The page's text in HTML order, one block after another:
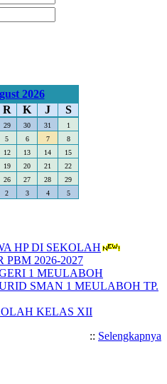
2026
R K J S
29 30 31
1
5 6 7
8
12 13 14
15
19 20 21
22
26 27 28
29
2 3 4 5
HP DI SEKOLAH
PBM 2026-2027
1 MEULABOH
SMAN 1 MEULABOH TP.
KELAS XII
:: Selengkapnya